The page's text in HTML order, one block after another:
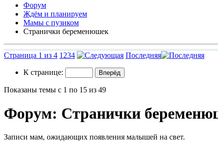
Форум
Ждём и планируем
Мамы с пузиком
Странички беременюшек
Страница 1 из 4 1 234 Последняя
К странице:
Показаны темы с 1 по 15 из 49
Форум: Странички
Записи мам, ожидающих появления малышей на свет.